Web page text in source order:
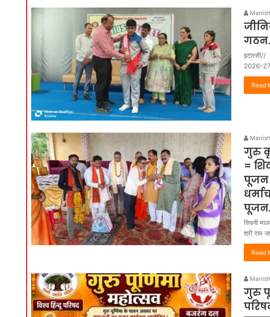
गठन.
2026-
Read
गुरु
=
पूजन
सिवनी
श्री राम
Read
गुरु